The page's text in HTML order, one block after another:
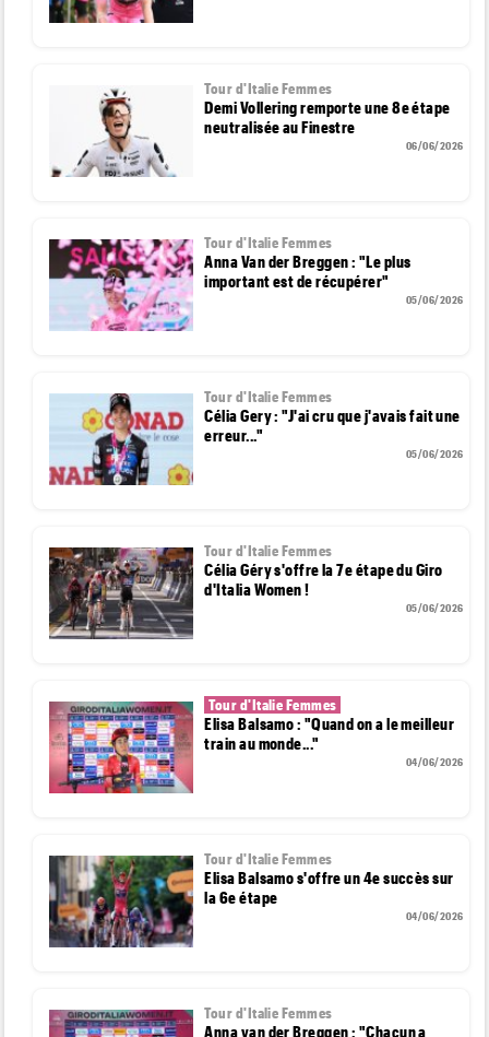
Tour d'Italie Femmes
Demi Vollering remporte une 8e étape
neutralisée au Finestre
06/06/2026
Tour d'Italie Femmes
Anna Van der Breggen : "Le plus
important est de récupérer"
05/06/2026
Tour d'Italie Femmes
Célia Gery : "J'ai cru que j'avais fait une
erreur..."
05/06/2026
Tour d'Italie Femmes
Célia Géry s'offre la 7e étape du Giro
d'Italia Women !
05/06/2026
Tour d'Italie Femmes
Elisa Balsamo : "Quand on a le meilleur
train au monde..."
04/06/2026
Tour d'Italie Femmes
Elisa Balsamo s'offre un 4e succès sur
la 6e étape
04/06/2026
Tour d'Italie Femmes
Anna van der Breggen : "Chacun a